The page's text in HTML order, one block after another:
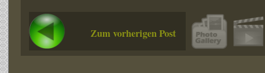
Zum vorherigen Post